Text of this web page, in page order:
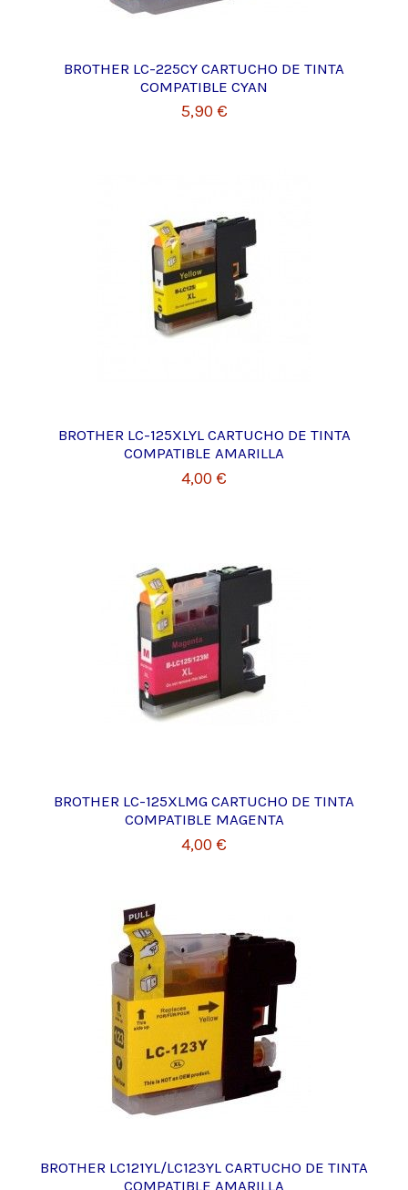
BROTHER LC-225CY CARTUCHO DE TINTA
COMPATIBLE CYAN
5,90 €
BROTHER LC-125XLYL CARTUCHO DE TINTA
COMPATIBLE AMARILLA
4,00 €
BROTHER LC-125XLMG CARTUCHO DE TINTA
COMPATIBLE MAGENTA
4,00 €
BROTHER LC121YL/LC123YL CARTUCHO DE TINTA
COMPATIBLE AMARILLA